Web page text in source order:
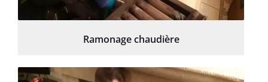
Ramonage chaudière